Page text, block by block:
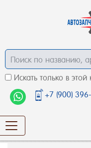
Искать только в этой
+7 (900)